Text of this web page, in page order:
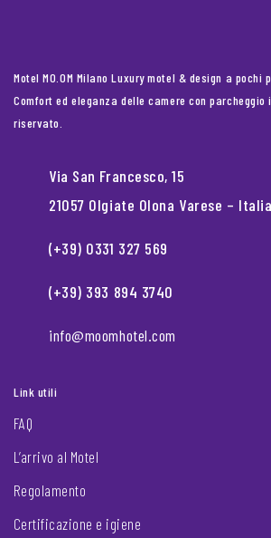
Motel MO.OM Milano Luxury motel & design a pochi
Comfort ed eleganza delle camere con parcheggio
riservato.
Via San Francesco, 15
21057 Olgiate Olona Varese – Italia
(+39) 0331 327 569
(+39) 393 894 3740
info@moomhotel.com
Link utili
FAQ
L’arrivo al Motel
Regolamento
Certificazione e igiene